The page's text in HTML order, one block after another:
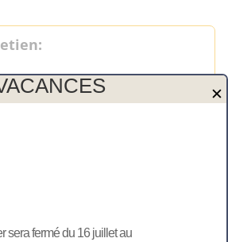
recommandé
✕
sera fermé du 16 juillet au